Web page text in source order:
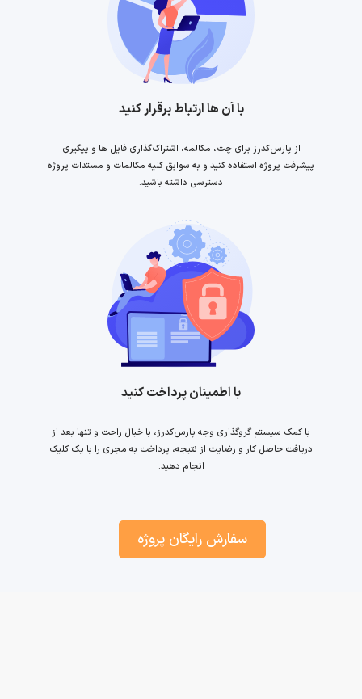
با آن ها ارتباط برقرار کنید
از پارس‌کدرز برای چت، مکالمه، اشتراک‌گذاری فایل ها و پیگیری
پیشرفت پروژه استفاده کنید و به سوابق کلیه مکالمات و مستدات پروژه
دسترسی داشته باشید.
با اطمینان پرداخت کنید
با کمک سیستم گروگذاری وجه پارس‌کدرز، با خیال راحت و تنها بعد از
دریافت حاصل کار و رضایت از نتیجه، پرداخت به مجری را با یک کلیک
انجام دهید.
سفارش رایگان پروژه